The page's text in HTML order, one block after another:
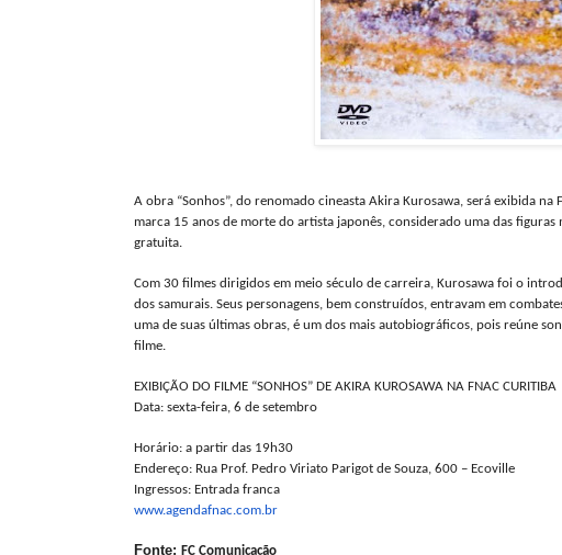
A obra “Sonhos”, do renomado cineasta Akira Kurosawa, será exibida
marca 15 anos de morte do artista japonês, considerado uma das
gratuita.
Com 30 filmes dirigidos em meio século de carreira, Kurosawa foi o
dos samurais. Seus personagens, bem construídos, entravam em
uma de suas últimas obras, é um dos mais autobiográficos, pois reúne
filme.
EXIBIÇÃO DO FILME “SONHOS” DE AKIRA KUROSAWA NA FNAC CURITIBA
Data: sexta-feira, 6 de setembro
Horário: a partir das 19h30
Endereço: Rua Prof. Pedro Viriato Parigot de Souza, 600 – Ecoville
Ingressos: Entrada franca
www.agendafnac.com.br
Fonte: FC Comunicação